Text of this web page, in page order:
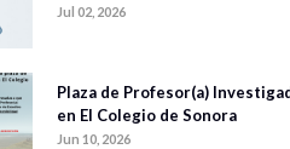
Jul 02, 2026
Plaza de Profesor(a)
en El Colegio de Sonora
Jun 10, 2026